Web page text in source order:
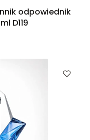
odpowiednik
D119